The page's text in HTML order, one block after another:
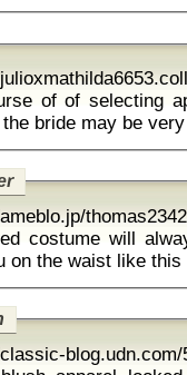
of of selecting
bride may be
costume will
nips you on the waist